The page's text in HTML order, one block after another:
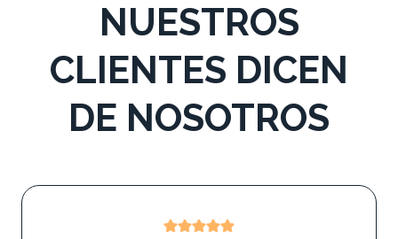
NUESTROS
CLIENTES DICEN
DE NOSOTROS​